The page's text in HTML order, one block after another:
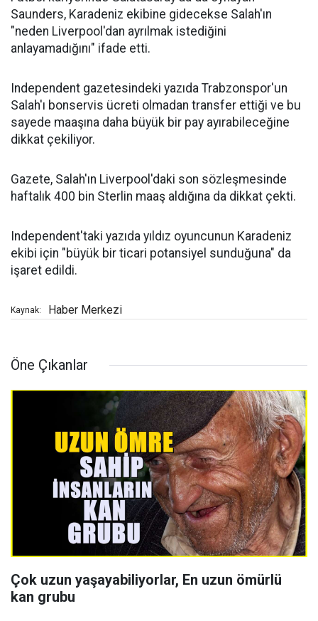
Saunders, Karadeniz ekibine gidecekse Salah'ın
"neden Liverpool'dan ayrılmak istediğini
anlayamadığını" ifade etti.
Independent gazetesindeki yazıda Trabzonspor'un
Salah'ı bonservis ücreti olmadan transfer ettiği ve bu
sayede maaşına daha büyük bir pay ayırabileceğine
dikkat çekiliyor.
Gazete, Salah'ın Liverpool'daki son sözleşmesinde
haftalık 400 bin Sterlin maaş aldığına da dikkat çekti.
Independent'taki yazıda yıldız oyuncunun Karadeniz
ekibi için "büyük bir ticari potansiyel sunduğuna" da
işaret edildi.
Kaynak: Haber Merkezi
Öne Çıkanlar
Çok uzun yaşayabiliyorlar, En uzun ömürlü
kan grubu